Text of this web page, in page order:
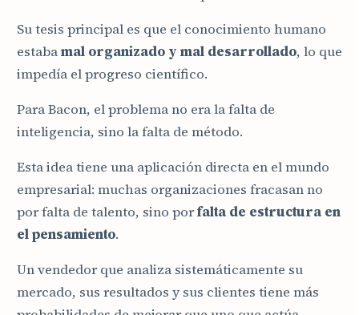
Su tesis principal es que el conocimiento humano
estabamal organizado y mal desarrollado, lo que
impedía el progreso científico.
Para Bacon, el problema no era la falta de
inteligencia, sino la falta de método.
Esta idea tiene una aplicación directa en el mundo
empresarial: muchas organizaciones fracasan no
por falta de talento, sino porfalta de estructura en
el pensamiento.
Un vendedor que analiza sistemáticamente su
mercado, sus resultados y sus clientes tiene más